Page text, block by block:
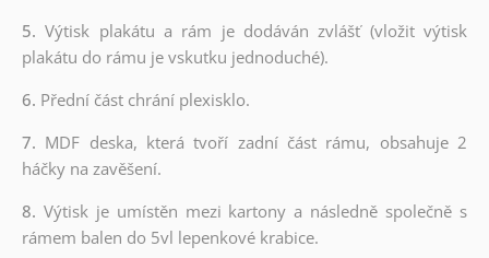
5.Výtisk plakátu a rám je dodáván zvlášť (vložit výtisk
plakátu do rámu je vskutku jednoduché).
6. Přední část chrání plexisklo.
7. MDF deska, která tvoří zadní část rámu, obsahuje 2
háčky na zavěšení.
8. Výtisk je umístěn mezi kartony a následně společně s
rámem balen do 5vl lepenkové krabice.